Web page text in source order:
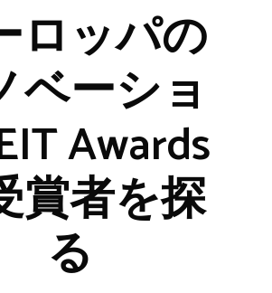
ロッパの
ベーショ
Awards
賞者を探
る